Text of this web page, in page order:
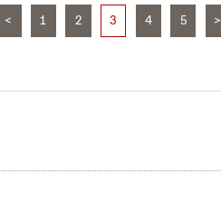
< 1 2 3 4 5 >